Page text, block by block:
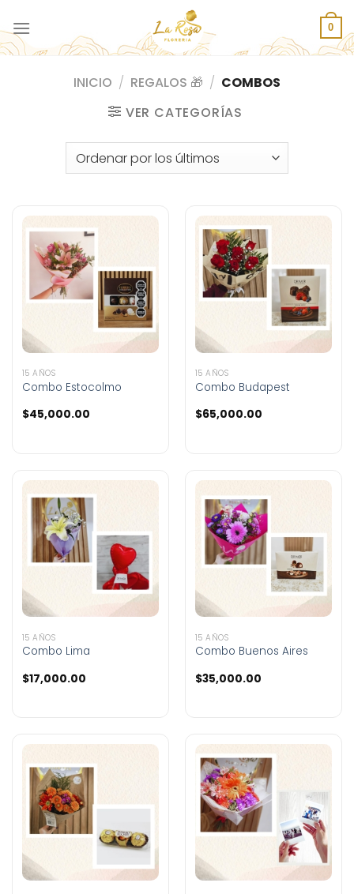
al
contenido
0
INICIO / REGALOS 🎁 / COMBOS
VER CATEGORÍAS
15 AÑOS
Combo Estocolmo
$45,000.00
15 AÑOS
Combo Budapest
$65,000.00
15 AÑOS
Combo Lima
$17,000.00
15 AÑOS
Combo Buenos Aires
$35,000.00